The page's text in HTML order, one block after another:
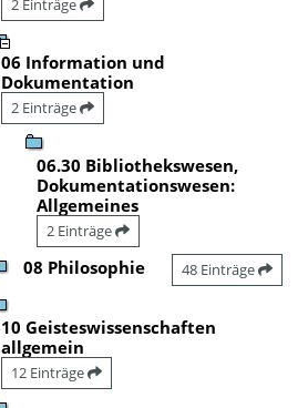
2 Einträge
06 Information und
Dokumentation
2 Einträge
06.30 Bibliothekswesen,
Dokumentationswesen:
Allgemeines
2 Einträge
08 Philosophie 48 Einträge
10 Geisteswissenschaften
allgemein
12 Einträge